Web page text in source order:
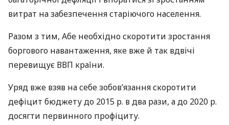
витрат на забезпечення старіючого населення.
Разом з тим, Абе необхідно скоротити зростання
боргового навантаження, яке вже й так вдвічі
перевищує ВВП країни.
Уряд вже взяв на себе зобов’язання скоротити
дефіцит бюджету до 2015 р. в два рази, а до 2020 р.
досягти первинного профіциту.